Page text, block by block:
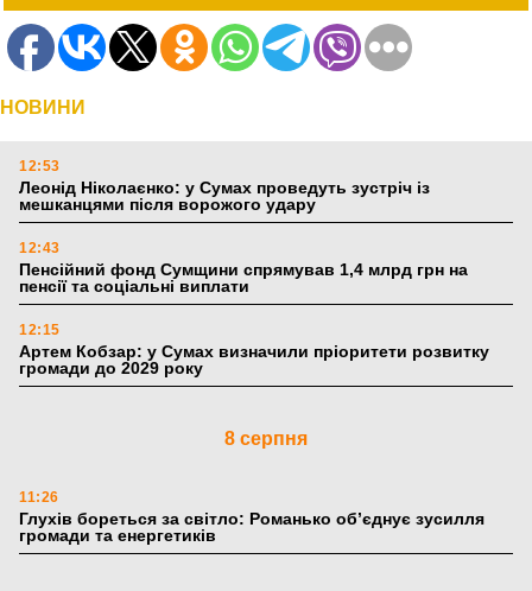
НОВИНИ
12:53
Леонід Ніколаєнко: у Сумах проведуть зустріч із
мешканцями після ворожого удару
12:43
Пенсійний фонд Сумщини спрямував 1,4 млрд грн на
пенсії та соціальні виплати
12:15
Артем Кобзар: у Сумах визначили пріоритети розвитку
громади до 2029 року
8 серпня
11:26
Глухів бореться за світло: Романько об’єднує зусилля
громади та енергетиків